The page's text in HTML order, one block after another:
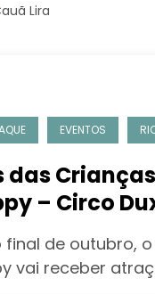
Lira
EVENTOS
das
– Circo
e
final de outubro, o
vai receber